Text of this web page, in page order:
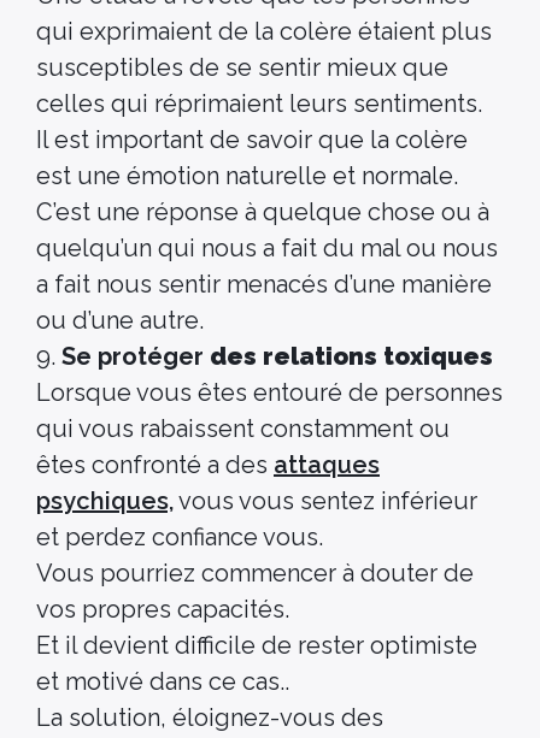
qui exprimaient de la colère étaient plus
susceptibles de se sentir mieux que
celles qui réprimaient leurs sentiments.
Il est important de savoir que la colère
est une émotion naturelle et normale.
C’est une réponse à quelque chose ou à
quelqu’un qui nous a fait du mal ou nous
a fait nous sentir menacés d’une manière
ou d’une autre.
9. Se protéger des relations toxiques
Lorsque vous êtes entouré de personnes
qui vous rabaissent constamment ou
êtes confronté a des attaques
psychiques,vous vous sentez inférieur
et perdez confiance vous.
Vous pourriez commencer à douter de
vos propres capacités.
Et il devient difficile de rester optimiste
et motivé dans ce cas..
La solution, éloignez-vous des